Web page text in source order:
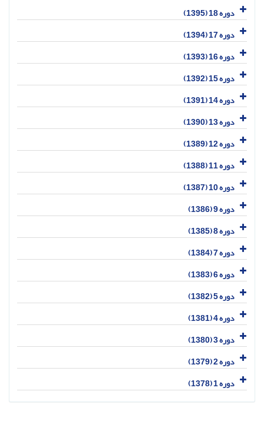
دوره 18 (1395)
دوره 17 (1394)
دوره 16 (1393)
دوره 15 (1392)
دوره 14 (1391)
دوره 13 (1390)
دوره 12 (1389)
دوره 11 (1388)
دوره 10 (1387)
دوره 9 (1386)
دوره 8 (1385)
دوره 7 (1384)
دوره 6 (1383)
دوره 5 (1382)
دوره 4 (1381)
دوره 3 (1380)
دوره 2 (1379)
دوره 1 (1378)